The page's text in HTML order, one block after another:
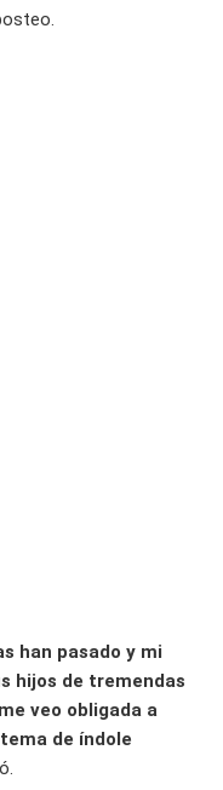
han pasado y mi
hijos de tremendas
veo obligada a
de índole